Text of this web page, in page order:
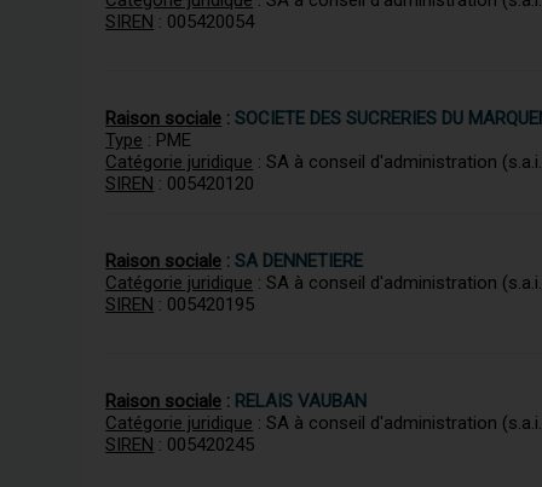
SIREN : 005420054
Raison sociale :SOCIETE DES SUCRERIES DU
Type : PME
Catégorie juridique : SA à conseil d'administration
SIREN : 005420120
Raison sociale :SA DENNETIERE
Catégorie juridique : SA à conseil d'administration
SIREN : 005420195
Raison sociale : RELAIS VAUBAN
Catégorie juridique : SA à conseil d'administration
SIREN : 005420245